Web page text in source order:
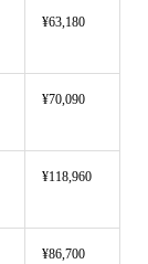
¥63,180
¥70,090
¥118,960
¥86,700